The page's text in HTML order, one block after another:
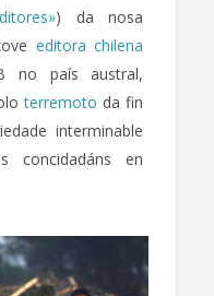
) da nosa
editora chilena
no país austral,
terremoto da fin
interminable
en